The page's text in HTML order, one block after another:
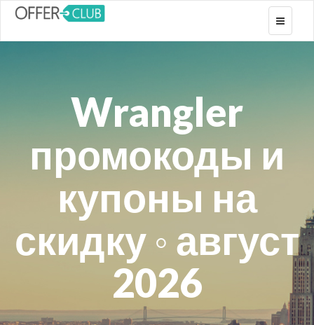
Toggle
Wrangler
промокоды и
купоны на
скидку ◦ август
2026